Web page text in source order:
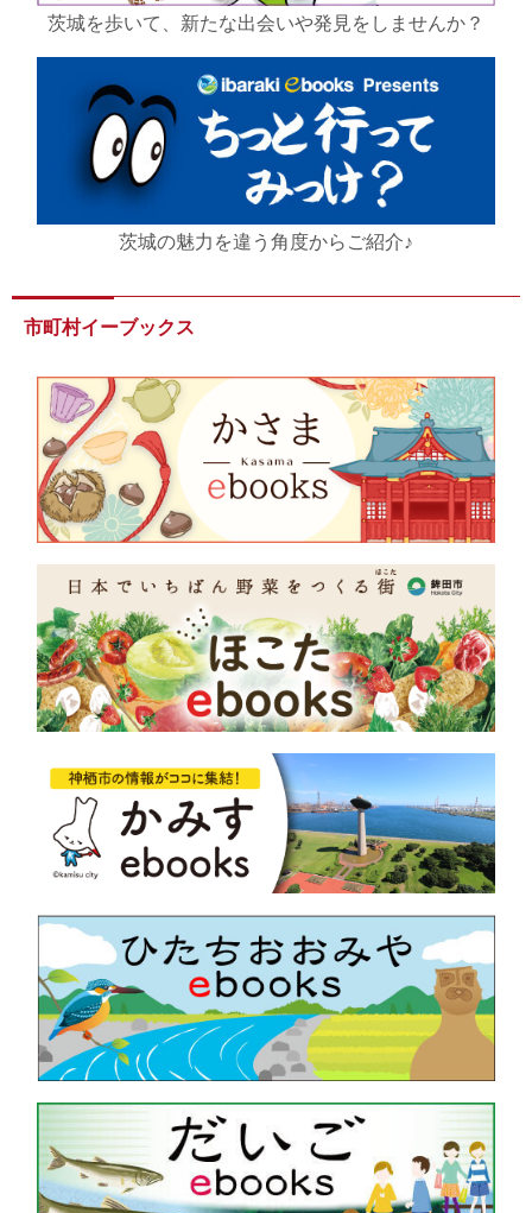
茨城を歩いて、新たな出会いや発見をしませんか？
茨城の魅力を違う角度からご紹介♪
市町村イーブックス